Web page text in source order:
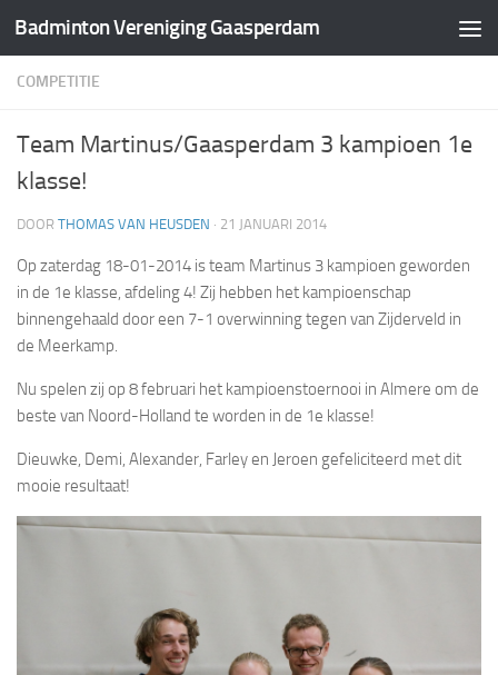
Doorgaan naar inhoud
Badminton Vereniging Gaasperdam
COMPETITIE
Team Martinus/Gaasperdam 3 kampioen 1e
klasse!
DOOR THOMAS VAN HEUSDEN · 21 JANUARI 2014
Op zaterdag 18-01-2014 is team Martinus 3 kampioen geworden
in de 1e klasse, afdeling 4! Zij hebben het kampioenschap
binnengehaald door een 7-1 overwinning tegen van Zijderveld in
de Meerkamp.
Nu spelen zij op 8 februari het kampioenstoernooi in Almere om de
beste van Noord-Holland te worden in de 1e klasse!
Dieuwke, Demi, Alexander, Farley en Jeroen gefeliciteerd met dit
mooie resultaat!